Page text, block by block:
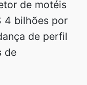
de motéis
4 bilhões por
de perfil
de